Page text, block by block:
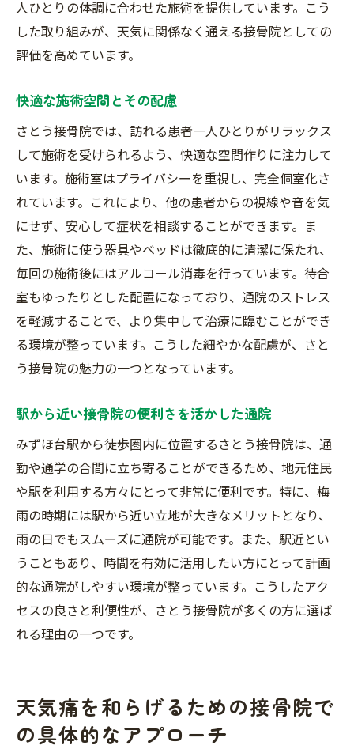
人ひとりの体調に合わせた施術を提供しています。こう
した取り組みが、天気に関係なく通える接骨院としての
評価を高めています。
快適な施術空間とその配慮
さとう接骨院では、訪れる患者一人ひとりがリラックス
して施術を受けられるよう、快適な空間作りに注力して
います。施術室はプライバシーを重視し、完全個室化さ
れています。これにより、他の患者からの視線や音を気
にせず、安心して症状を相談することができます。ま
た、施術に使う器具やベッドは徹底的に清潔に保たれ、
毎回の施術後にはアルコール消毒を行っています。待合
室もゆったりとした配置になっており、通院のストレス
を軽減することで、より集中して治療に臨むことができ
る環境が整っています。こうした細やかな配慮が、さと
う接骨院の魅力の一つとなっています。
駅から近い接骨院の便利さを活かした通院
みずほ台駅から徒歩圏内に位置するさとう接骨院は、通
勤や通学の合間に立ち寄ることができるため、地元住民
や駅を利用する方々にとって非常に便利です。特に、梅
雨の時期には駅から近い立地が大きなメリットとなり、
雨の日でもスムーズに通院が可能です。また、駅近とい
うこともあり、時間を有効に活用したい方にとって計画
的な通院がしやすい環境が整っています。こうしたアク
セスの良さと利便性が、さとう接骨院が多くの方に選ば
れる理由の一つです。
天気痛を和らげるための接骨院で
の具体的なアプローチ